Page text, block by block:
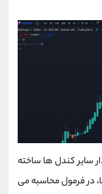
سایر کندل‌ ها ساخته
در فرمول محاسبه می‌